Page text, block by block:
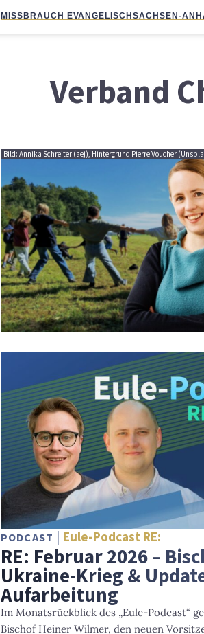
MISSBRAUCH EVANGELISCHSACHSEN-
Verband
Bild: Annika Schreiter (aej), Hintergrund Pierre Voucher
PODCAST Eule-Podcast RE:
RE: Februar 2026 –
Ukraine-Krieg &
Aufarbeitung
Im Monatsrückblick des „Eule-Podcast“
Bischof Heiner Wilmer, den neuen